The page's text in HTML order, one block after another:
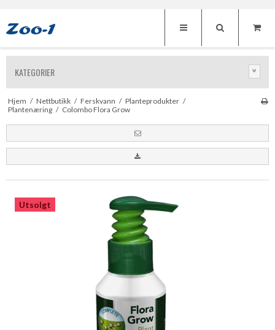
KATEGORIER
Hjem / Nettbutikk / Ferskvann / Planteprodukter /
Plantenæring / Colombo Flora Grow
Utsolgt